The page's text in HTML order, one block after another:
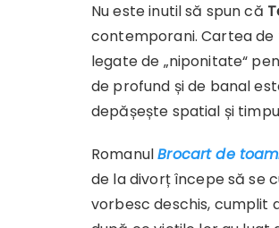
Nu este inutil să spun că
contemporani. Cartea de
legate de „niponitate“
de profund și de banal
depășește spatial și
RomanulBrocart de
de la divorț începe să se
vorbesc deschis, cumplit